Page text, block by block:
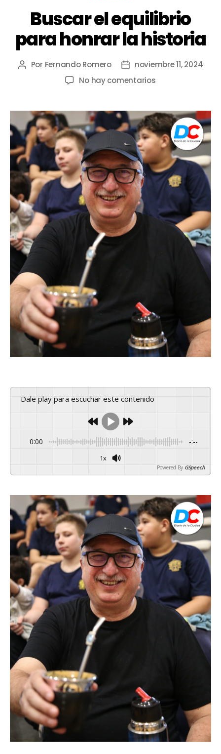
Buscar el equilibrio
para honrar la historia
Por Fernando Romero
noviembre 11, 2024
No hay comentarios
Dale play para escuchar este contenido
0:00 -:--
1x
Powered By GSpeech